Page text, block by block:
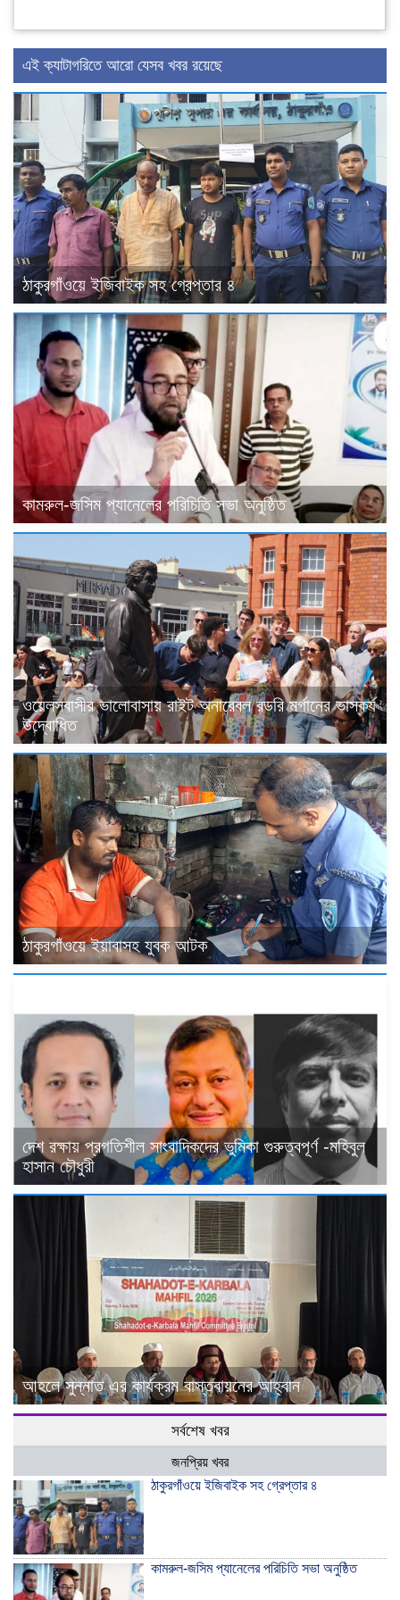
এই ক্যাটাগরিতে আরো যেসব খবর রয়েছে
ঠাকুরগাঁওয়ে ইজিবাইক সহ গ্রেপ্তার ৪
কামরুল-জসিম প্যানেলের পরিচিতি সভা অনুষ্ঠিত
ওয়েলসবাসীর ভালোবাসায় রাইট অনারেবল রডরি মর্গানের ভাস্কর্য
উদ্বোধিত
ঠাকুরগাঁওয়ে ইয়াবাসহ যুবক আটক
দেশ রক্ষায় প্রগতিশীল সাংবাদিকদের ভুমিকা গুরুত্বপূর্ণ -মহিবুল
হাসান চৌধুরী
আহলে সুন্নাত এর কার্যক্রম বাস্তবায়নের আহ্বান
সর্বশেষ খবর
জনপ্রিয় খবর
ঠাকুরগাঁওয়ে ইজিবাইক সহ গ্রেপ্তার ৪
কামরুল-জসিম প্যানেলের পরিচিতি সভা অনুষ্ঠিত